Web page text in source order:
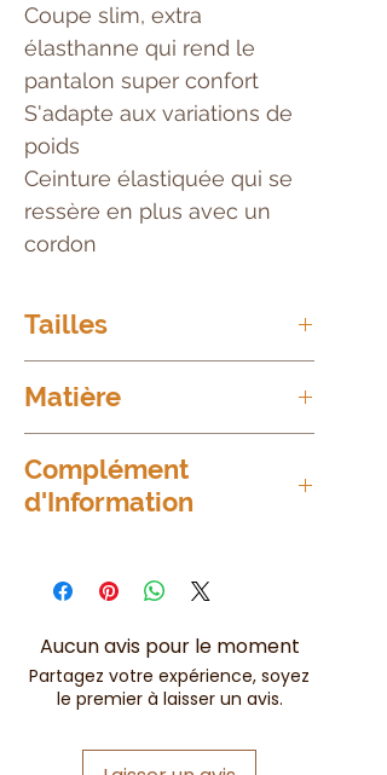
Coupe slim, extra
élasthanne qui rend le
pantalon super confort
S'adapte aux variations de
poids
Ceinture élastiquée qui se
ressère en plus avec un
cordon
Tailles
Matière
65% Viscose
30% Nylon
Complément
d'Information
Aucun avis pour le moment
Partagez votre expérience, soyez
le premier à laisser un avis.